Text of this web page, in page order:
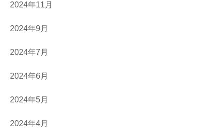
2024年11月
2024年9月
2024年7月
2024年6月
2024年5月
2024年4月